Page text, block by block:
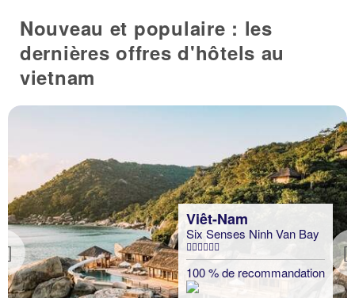
Nouveau et populaire : les
dernières offres d'hôtels au
vietnam
Previous
Viêt-Nam
Six Senses Ninh Van Bay
100 % de recommandation